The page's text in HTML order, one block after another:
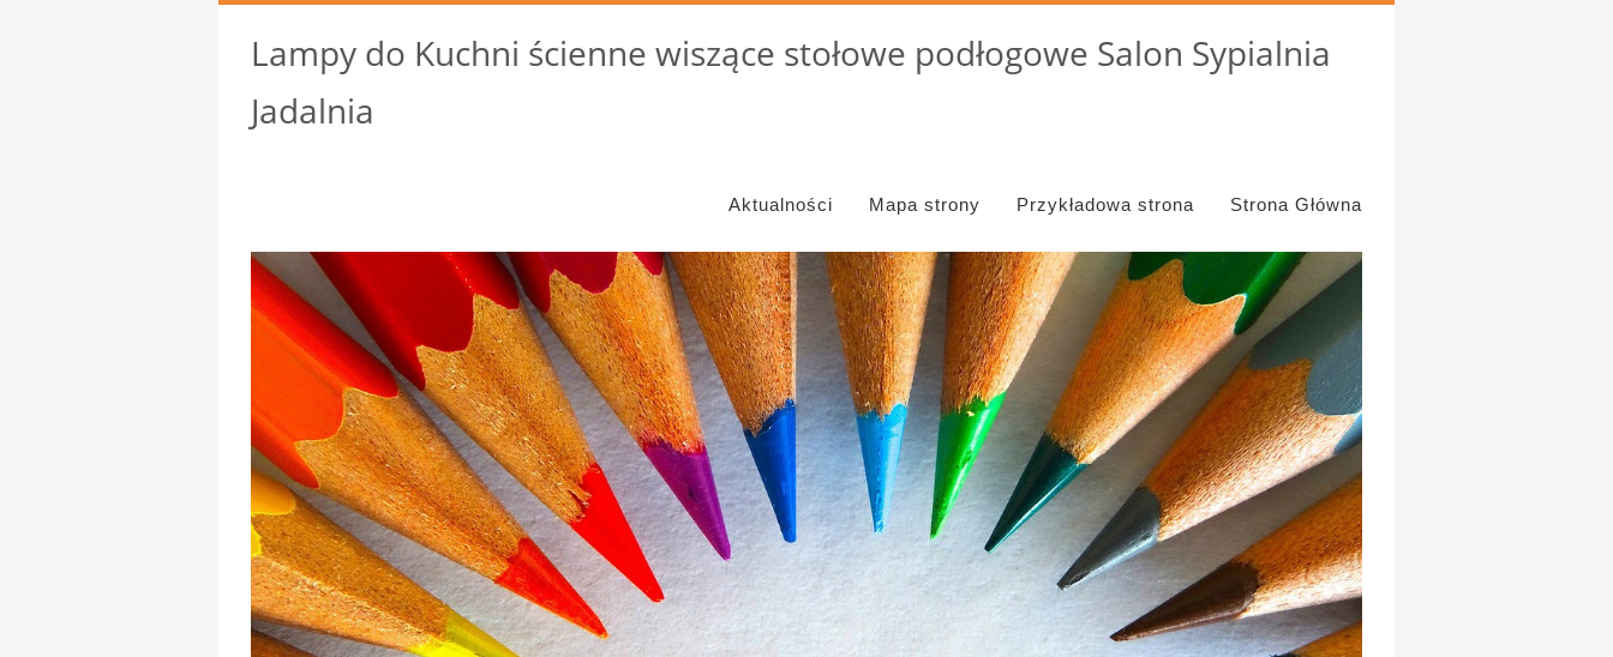
Lampy do Kuchni ścienne wiszące stołowe podłogowe Salon Sypialnia
Jadalnia
Aktualności Mapa strony Przykładowa strona Strona Główna